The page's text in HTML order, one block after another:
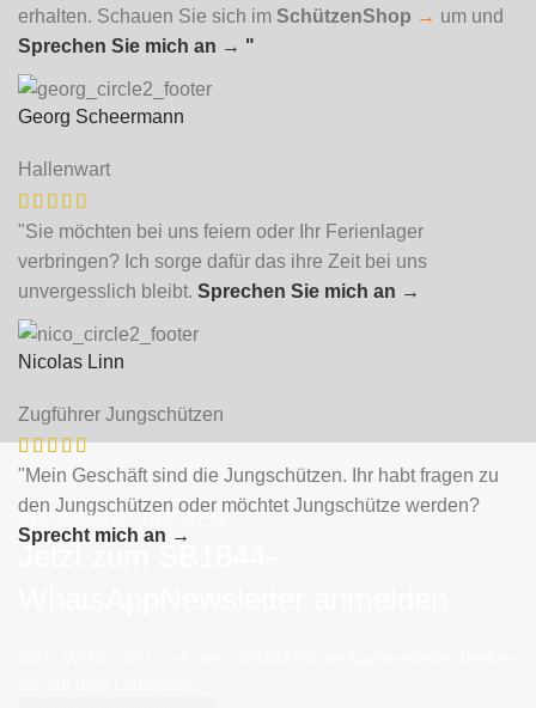
erhalten. Schauen Sie sich im SchützenShop → um und
Sprechen Sie mich an → "
Georg Scheermann
Hallenwart
"Sie möchten bei uns feiern oder Ihr Ferienlager
verbringen? Ich sorge dafür das ihre Zeit bei uns
unvergesslich bleibt. Sprechen Sie mich an →
Nicolas Linn
Zugführer Jungschützen
"Mein Geschäft sind die Jungschützen. Ihr habt fragen zu
den Jungschützen oder möchtet Jungschütze werden?
Sprecht mich an →
INFORMIERT BLEIBEN
Jetzt zum SB1844-